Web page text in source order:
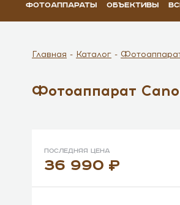
ФОТОАППАРАТЫ ОБЪЕКТИВЫ
Главная Каталог
Фотоаппарат
Последняя цена
36 990